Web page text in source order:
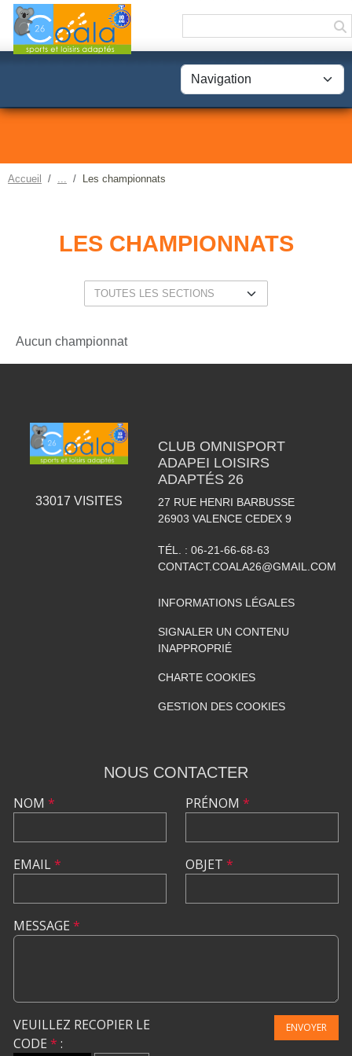
Accueil Les championnats
LES CHAMPIONNATS
Aucun championnat
33017 VISITES
CLUB OMNISPORT
ADAPEI LOISIRS
ADAPTÉS 26
27 RUE HENRI BARBUSSE
26903 VALENCE CEDEX 9
TÉL. : 06-21-66-68-63
CONTACT.COALA26@GMAIL.COM
INFORMATIONS LÉGALES
SIGNALER UN CONTENU
INAPPROPRIÉ
CHARTE COOKIES
GESTION DES COOKIES
NOUS CONTACTER
NOM *
EMAIL*
PRÉNOM *
OBJET *
MESSAGE *
VEUILLEZ RECOPIER LE
CODE * :
ENVOYER
Panneau de gestion des cookies